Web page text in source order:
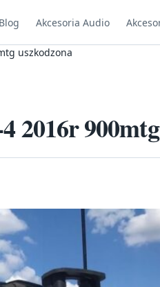
Blog Akcesoria Audio
uszkodzona